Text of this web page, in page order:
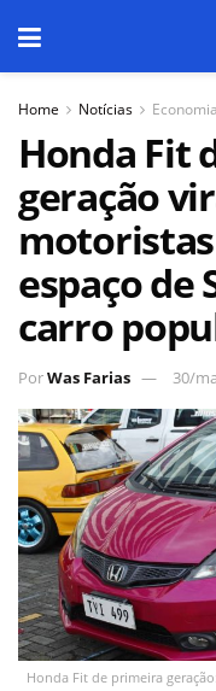
Home Notícias Economia
Honda Fit
geração
espaço de
carro
PorWas Farias 30/
Honda Fit de primeira